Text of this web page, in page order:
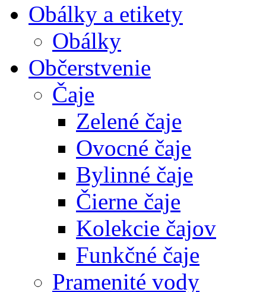
Obálky a etikety
Obálky
Občerstvenie
Čaje
Zelené čaje
Ovocné čaje
Bylinné čaje
Čierne čaje
Kolekcie čajov
Funkčné čaje
Pramenité vody